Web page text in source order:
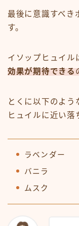
最後に意識すべき
す。
イソップヒュイル
効果が期待できる
とくに以下のよ
ヒュイルに近い落
ラベンダー
バニラ
ムスク